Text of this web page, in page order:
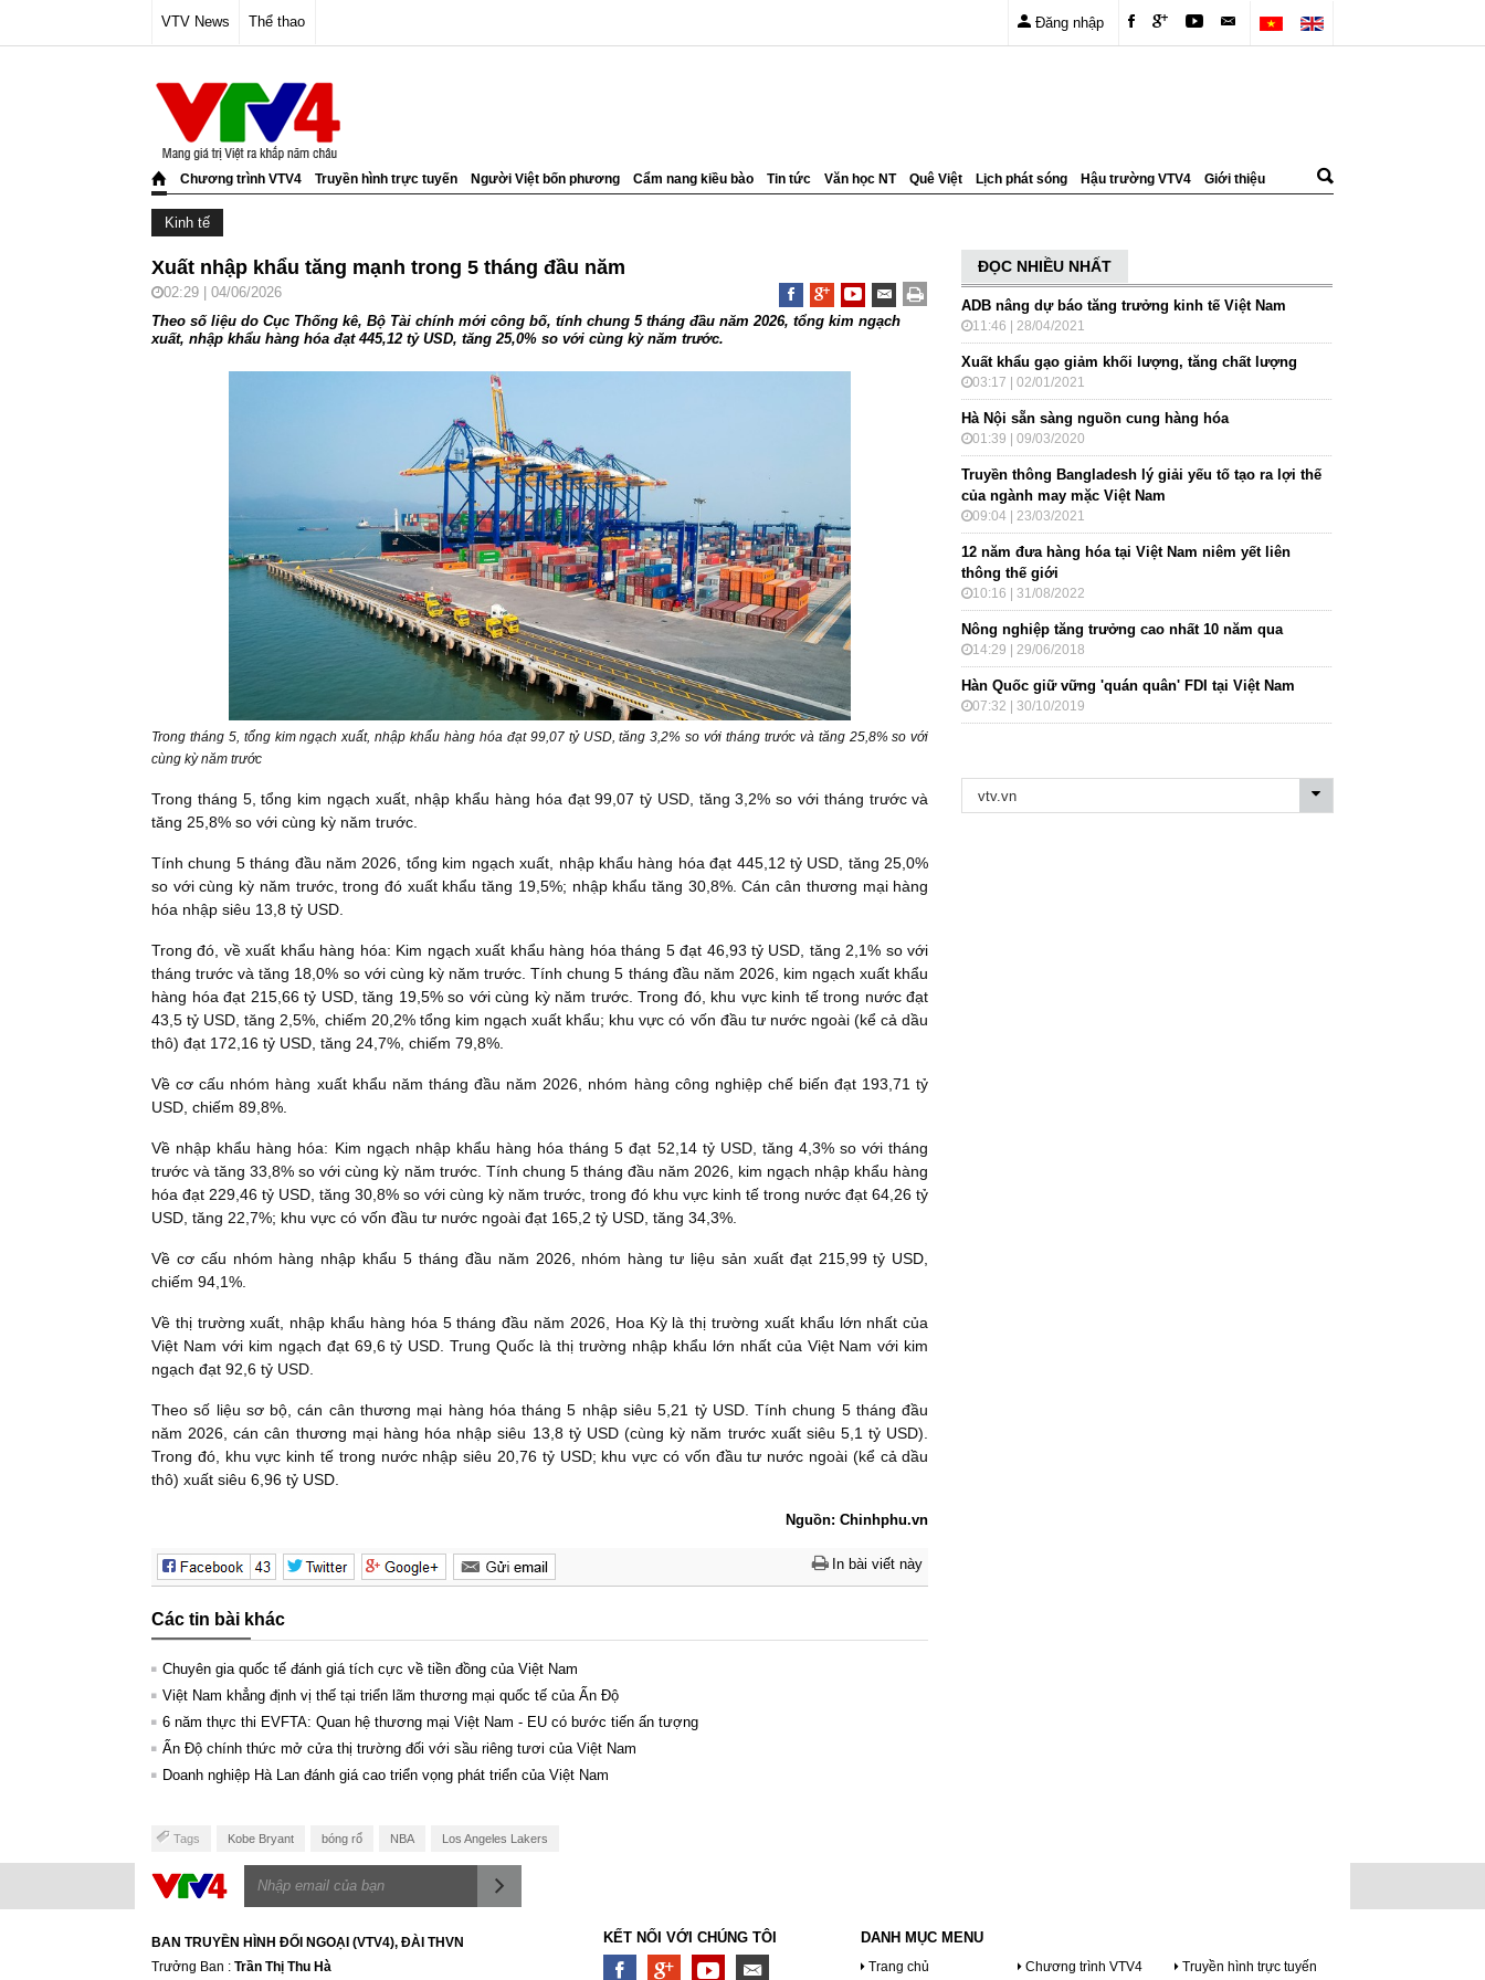
VTV News Thể thao Đăng nhập
Chương trình VTV4 Truyền hình trực tuyến Người Việt bốn phương Cẩm nang kiều bào Tin tức Văn học NT Quê Việt Lịch phát sóng Hậu trường VTV4 Giới thiệu
Kinh tế
Xuất nhập khẩu tăng mạnh trong 5 tháng đầu năm
02:29 | 04/06/2026
Theo số liệu do Cục Thống kê, Bộ Tài chính mới công bố, tính chung 5 tháng đầu năm 2026, tổng kim ngạch
xuất, nhập khẩu hàng hóa đạt 445,12 tỷ USD, tăng 25,0% so với cùng kỳ năm trước.
Trong tháng 5, tổng kim ngạch xuất, nhập khẩu hàng hóa đạt 99,07 tỷ USD, tăng 3,2% so với tháng trước và tăng 25,8% so với
cùng kỳ năm trước
Trong tháng 5, tổng kim ngạch xuất, nhập khẩu hàng hóa đạt 99,07 tỷ USD, tăng 3,2% so với tháng trước và
tăng 25,8% so với cùng kỳ năm trước.
Tính chung 5 tháng đầu năm 2026, tổng kim ngạch xuất, nhập khẩu hàng hóa đạt 445,12 tỷ USD, tăng 25,0%
so với cùng kỳ năm trước, trong đó xuất khẩu tăng 19,5%; nhập khẩu tăng 30,8%. Cán cân thương mại hàng
hóa nhập siêu 13,8 tỷ USD.
Trong đó, về xuất khẩu hàng hóa: Kim ngạch xuất khẩu hàng hóa tháng 5 đạt 46,93 tỷ USD, tăng 2,1% so với
tháng trước và tăng 18,0% so với cùng kỳ năm trước. Tính chung 5 tháng đầu năm 2026, kim ngạch xuất khẩu
hàng hóa đạt 215,66 tỷ USD, tăng 19,5% so với cùng kỳ năm trước. Trong đó, khu vực kinh tế trong nước đạt
43,5 tỷ USD, tăng 2,5%, chiếm 20,2% tổng kim ngạch xuất khẩu; khu vực có vốn đầu tư nước ngoài (kể cả dầu
thô) đạt 172,16 tỷ USD, tăng 24,7%, chiếm 79,8%.
Về cơ cấu nhóm hàng xuất khẩu năm tháng đầu năm 2026, nhóm hàng công nghiệp chế biến đạt 193,71 tỷ
USD, chiếm 89,8%.
Về nhập khẩu hàng hóa: Kim ngạch nhập khẩu hàng hóa tháng 5 đạt 52,14 tỷ USD, tăng 4,3% so với tháng
trước và tăng 33,8% so với cùng kỳ năm trước. Tính chung 5 tháng đầu năm 2026, kim ngạch nhập khẩu hàng
hóa đạt 229,46 tỷ USD, tăng 30,8% so với cùng kỳ năm trước, trong đó khu vực kinh tế trong nước đạt 64,26 tỷ
USD, tăng 22,7%; khu vực có vốn đầu tư nước ngoài đạt 165,2 tỷ USD, tăng 34,3%.
Về cơ cấu nhóm hàng nhập khẩu 5 tháng đầu năm 2026, nhóm hàng tư liệu sản xuất đạt 215,99 tỷ USD,
chiếm 94,1%.
Về thị trường xuất, nhập khẩu hàng hóa 5 tháng đầu năm 2026, Hoa Kỳ là thị trường xuất khẩu lớn nhất của
Việt Nam với kim ngạch đạt 69,6 tỷ USD. Trung Quốc là thị trường nhập khẩu lớn nhất của Việt Nam với kim
ngạch đạt 92,6 tỷ USD.
Theo số liệu sơ bộ, cán cân thương mại hàng hóa tháng 5 nhập siêu 5,21 tỷ USD. Tính chung 5 tháng đầu
năm 2026, cán cân thương mại hàng hóa nhập siêu 13,8 tỷ USD (cùng kỳ năm trước xuất siêu 5,1 tỷ USD).
Trong đó, khu vực kinh tế trong nước nhập siêu 20,76 tỷ USD; khu vực có vốn đầu tư nước ngoài (kể cả dầu
thô) xuất siêu 6,96 tỷ USD.
Nguồn: Chinhphu.vn
In bài viết này
Các tin bài khác
Chuyên gia quốc tế đánh giá tích cực về tiền đồng của Việt Nam
Việt Nam khẳng định vị thế tại triển lãm thương mại quốc tế của Ấn Độ
6 năm thực thi EVFTA: Quan hệ thương mại Việt Nam - EU có bước tiến ấn tượng
Ấn Độ chính thức mở cửa thị trường đối với sầu riêng tươi của Việt Nam
Doanh nghiệp Hà Lan đánh giá cao triển vọng phát triển của Việt Nam
Tags Kobe Bryant bóng rổ NBA Los Angeles Lakers
ĐỌC NHIỀU NHẤT
ADB nâng dự báo tăng trưởng kinh tế Việt Nam
11:46 | 28/04/2021
Xuất khẩu gạo giảm khối lượng, tăng chất lượng
03:17 | 02/01/2021
Hà Nội sẵn sàng nguồn cung hàng hóa
01:39 | 09/03/2020
Truyền thông Bangladesh lý giải yếu tố tạo ra lợi thế
của ngành may mặc Việt Nam
09:04 | 23/03/2021
12 năm đưa hàng hóa tại Việt Nam niêm yết liên
thông thế giới
10:16 | 31/08/2022
Nông nghiệp tăng trưởng cao nhất 10 năm qua
14:29 | 29/06/2018
Hàn Quốc giữ vững 'quán quân' FDI tại Việt Nam
07:32 | 30/10/2019
BAN TRUYỀN HÌNH ĐỐI NGOẠI (VTV4), ĐÀI THVN
Trưởng Ban : Trần Thị Thu Hà
KẾT NỐI VỚI CHÚNG TÔI DANH MỤC MENU
Trang chủ Chương trình VTV4 Truyền hình trực tuyến